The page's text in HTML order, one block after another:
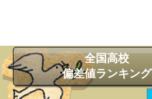
全国高校
偏差値ランキング